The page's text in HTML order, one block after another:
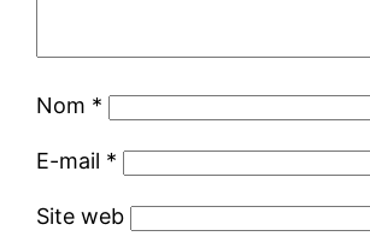
Nom *
E-mail *
Site web